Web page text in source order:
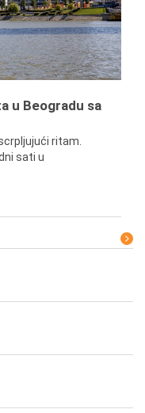
u Beogradu sa
ritam.
sati u